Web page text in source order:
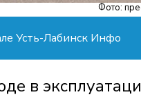
Фото:
Усть-Лабинск Инфо
в